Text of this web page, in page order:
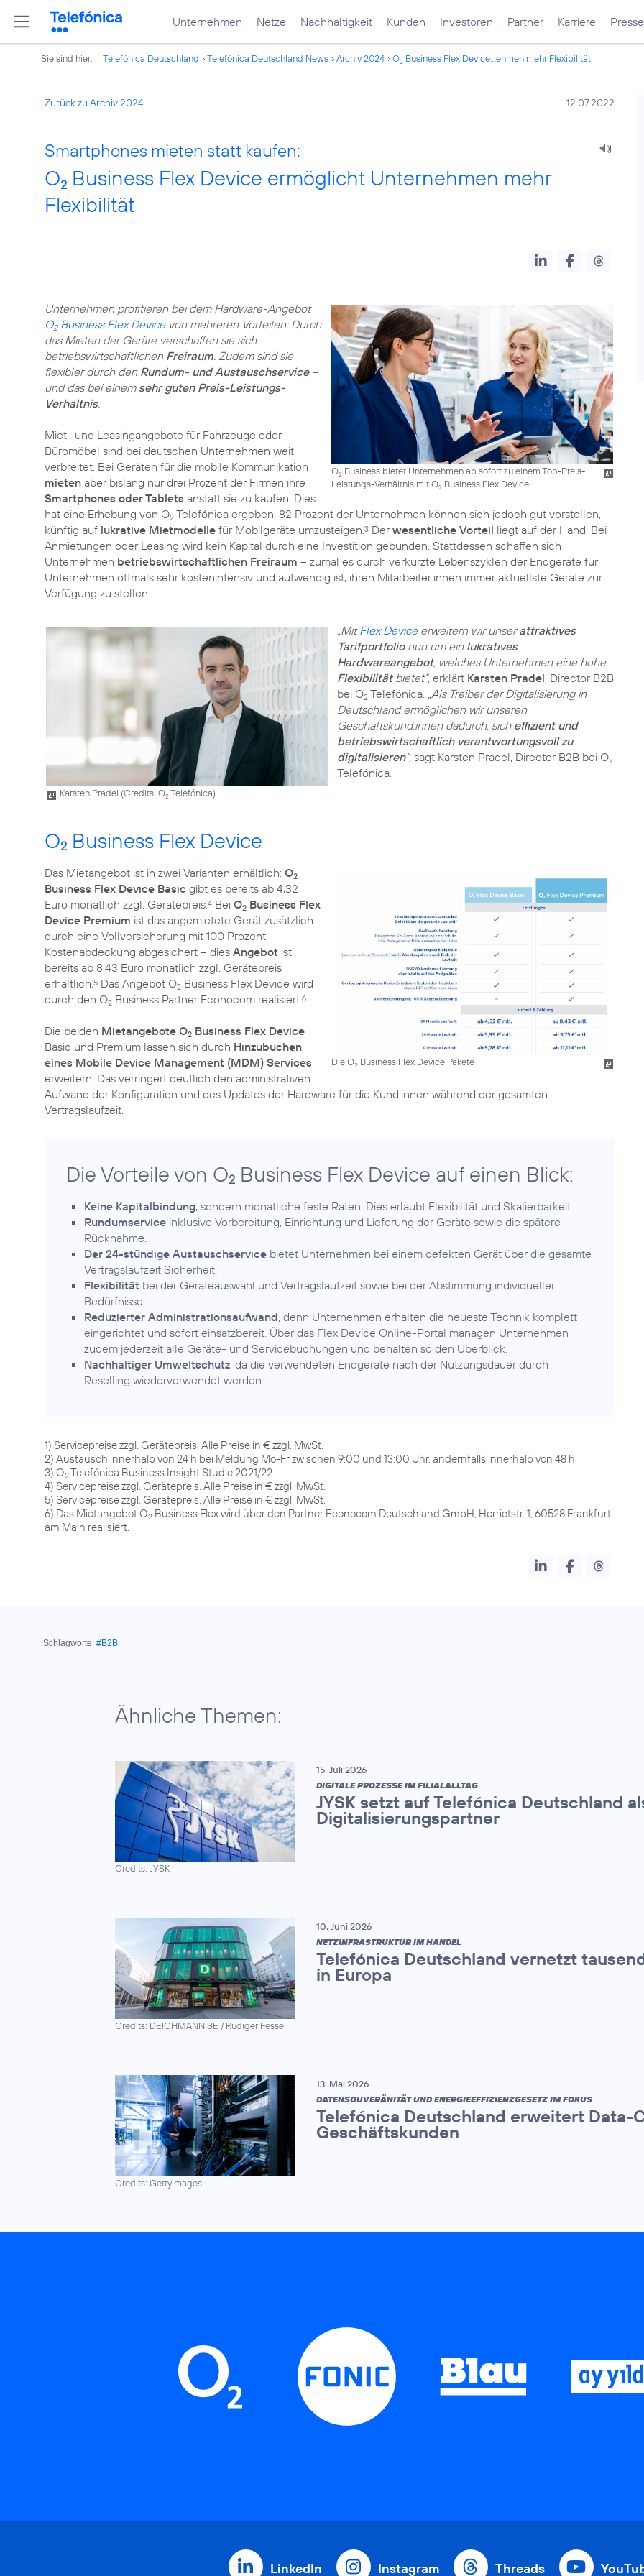
Unternehmen Netze Nachhaltigkeit Kunden Investoren Partner Karriere Presse
Sie sind hier: Telefónica Deutschland Telefónica Deutschland News Archiv 2024 O2 Business Flex Device...ehmen mehr Flexibilität
Zurück zu Archiv 2024 12.07.2022
Smartphones mieten statt kaufen:
O2 Business Flex Device ermöglicht Unternehmen mehr
Flexibilität
O2Business bietet Unternehmen ab sofort zu einem Top-Preis-
Leistungs-Verhältnis mit O2Business Flex Device.
Unternehmen profitieren bei dem Hardware-Angebot
O2Business Flex Devicevon mehreren Vorteilen: Durch
das Mieten der Geräte verschaffen sie sich
betriebswirtschaftlichen Freiraum. Zudem sind sie
flexibler durch den Rundum- und Austauschservice–
und das bei einem sehr guten Preis-Leistungs-
Verhältnis.
Miet- und Leasingangebote für Fahrzeuge oder
Büromöbel sind bei deutschen Unternehmen weit
verbreitet. Bei Geräten für die mobile Kommunikation
mieten aber bislang nur drei Prozent der Firmen ihre
Smartphones oder Tablets anstatt sie zu kaufen. Dies
hat eine Erhebung von O2 Telefónica ergeben. 82 Prozent der Unternehmen können sich jedoch gut vorstellen,
künftig auf lukrative Mietmodelle für Mobilgeräte umzusteigen.3 Derwesentliche Vorteil liegt auf der Hand: Bei
Anmietungen oder Leasing wird kein Kapital durch eine Investition gebunden. Stattdessen schaffen sich
Unternehmen betriebswirtschaftlichen Freiraum – zumal es durch verkürzte Lebenszyklen der Endgeräte für
Unternehmen oftmals sehr kostenintensiv und aufwendig ist, ihren Mitarbeiter:innen immer aktuellste Geräte zur
Verfügung zu stellen.
Karsten Pradel (Credits: O2Telefónica)
„MitFlex Deviceerweitern wir unserattraktives
Tarifportfolionun um ein lukratives
Hardwareangebot, welches Unternehmen eine hohe
Flexibilitätbietet“,erklärt Karsten Pradel, Director B2B
bei O2Telefónica. „Als Treiber der Digitalisierung in
Deutschland ermöglichen wir unseren
Geschäftskund:innen dadurch, sich effizient und
betriebswirtschaftlich verantwortungsvoll zu
digitalisieren“,sagt Karsten Pradel, Director B2B bei O2
Telefónica.
O2 Business Flex Device
Die O2Business Flex Device Pakete
Das Mietangebot ist in zwei Varianten erhältlich: O2
Business Flex Device Basic gibt es bereits ab 4,32
Euro monatlich zzgl. Gerätepreis. 4 Bei O2 Business Flex
Device Premium ist das angemietete Gerät zusätzlich
durch eine Vollversicherung mit 100 Prozent
Kostenabdeckung abgesichert – dies Angebot ist
bereits ab 8,43 Euro monatlich zzgl. Gerätepreis
erhältlich. 5 Das Angebot O2 Business Flex Device wird
durch den O2 Business Partner Econocom realisiert. 6
Die beiden Mietangebote O2 Business Flex Device
Basic und Premium lassen sich durch Hinzubuchen
eines Mobile Device Management (MDM) Services
erweitern. Das verringert deutlich den administrativen
Aufwand der Konfiguration und des Updates der Hardware für die Kund:innen während der gesamten
Die Vorteile von O2 Business Flex Device auf einen Blick:
Keine Kapitalbindung, sondern monatliche feste Raten. Dies erlaubt Flexibilität und Skalierbarkeit.
Rundumservice inklusive Vorbereitung, Einrichtung und Lieferung der Geräte sowie die spätere
Rücknahme.
Der 24-stündige Austauschservice bietet Unternehmen bei einem defekten Gerät über die gesamte
Vertragslaufzeit Sicherheit.
Flexibilität bei der Geräteauswahl und Vertragslaufzeit sowie bei der Abstimmung individueller
Bedürfnisse.
Reduzierter Administrationsaufwand, denn Unternehmen erhalten die neueste Technik komplett
eingerichtet und sofort einsatzbereit. Über das Flex Device Online-Portal managen Unternehmen
zudem jederzeit alle Geräte- und Servicebuchungen und behalten so den Überblick.
Nachhaltiger Umweltschutz, da die verwendeten Endgeräte nach der Nutzungsdauer durch
Reselling wiederverwendet werden.
1) Servicepreise zzgl. Gerätepreis. Alle Preise in € zzgl. MwSt.
2) Austausch innerhalb von 24 h bei Meldung Mo-Fr zwischen 9:00 und 13:00 Uhr, andernfalls innerhalb von 48 h.
3) O2Telefónica Business Insight Studie 2021/22
4) Servicepreise zzgl. Gerätepreis. Alle Preise in € zzgl. MwSt.
5) Servicepreise zzgl. Gerätepreis. Alle Preise in € zzgl. MwSt.
6) Das Mietangebot O2 Business Flex wird über den Partner Econocom Deutschland GmbH, Herriotstr. 1, 60528 Frankfurt
am Main realisiert.
Schlagworte: #B2B
Ähnliche Themen:
Credits: JYSK
15. Juli 2026
DIGITALE PROZESSE IM FILIALALLTAG
JYSK setzt auf Telefónica Deutschland
Digitalisierungspartner
Credits: DEICHMANN SE / Rüdiger Fessel
10. Juni 2026
NETZINFRASTRUKTUR IM HANDEL
Telefónica Deutschland vernetzt
in Europa
Credits: Gettyimages
13. Mai 2026
DATENSOUVERÄNITÄT UND ENERGIEEFFIZIENZGESETZ IM FOKUS
Telefónica Deutschland erweitert Data-
Geschäftskunden
LinkedIn Instagram Threads